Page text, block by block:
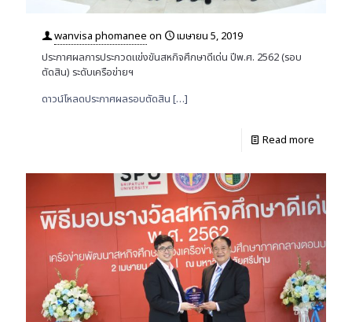
wanvisa phomanee on
เมษายน 5, 2019
ประกาศผลการประกวดแข่งขันสหกิจศึกษาดีเด่น ปีพ.ศ. 2562 (รอบ
ตัดสิน) ระดับเครือข่ายฯ
ดาวน์โหลดประกาศผลรอบตัดสิน […]
Read more